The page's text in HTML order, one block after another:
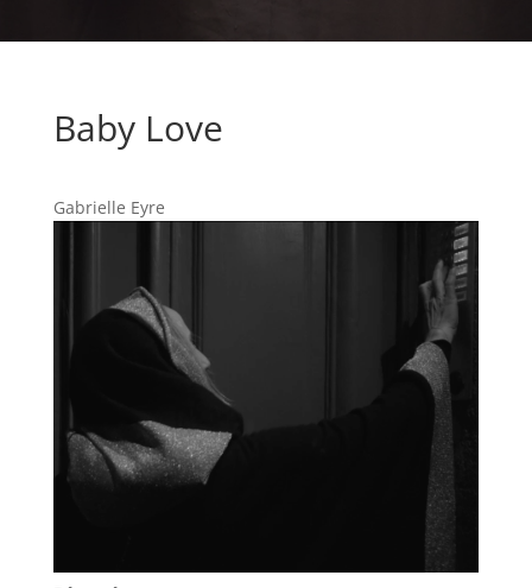
Baby Love
Gabrielle Eyre